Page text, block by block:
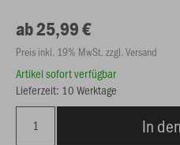
ab 25,99 €
Preis inkl. 19% MwSt. zzgl. Versand
Artikel sofort verfügbar
Lieferzeit: 10 Werktage
In